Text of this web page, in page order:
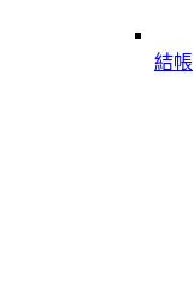
結帳